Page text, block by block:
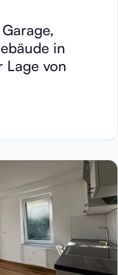
in
Lage von